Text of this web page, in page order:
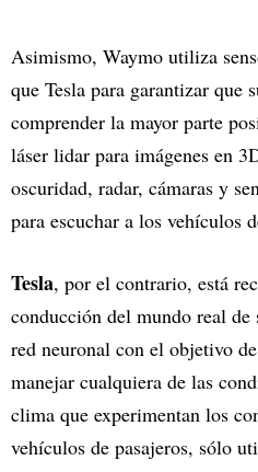
Asimismo, Waymo utiliza
que Tesla para garantizar que
comprender la mayor parte
láser lidar para imágenes en
oscuridad, radar, cámaras y
para escuchar a los vehículos
Tesla, por el contrario, está
conducción del mundo real de
red neuronal con el objetivo
manejar cualquiera de las
clima que experimentan los
vehículos de pasajeros, sólo